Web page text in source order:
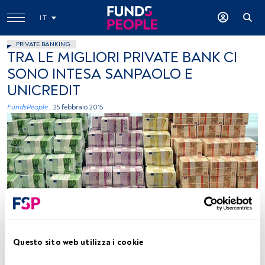
Questo sito web utilizza i cookie
IT
PRIVATE BANKING
TRA LE MIGLIORI PRIVATE BANK CI
SONO INTESA SANPAOLO E
UNICREDIT
FundsPeople . 25 febbraio 2015
foto: autor aranjuez 1404, Flickr, creative commons